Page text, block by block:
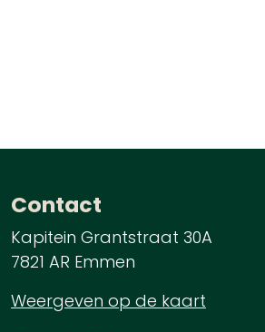
Contact
Kapitein Grantstraat 30A
7821 AR Emmen
Weergeven op de kaart